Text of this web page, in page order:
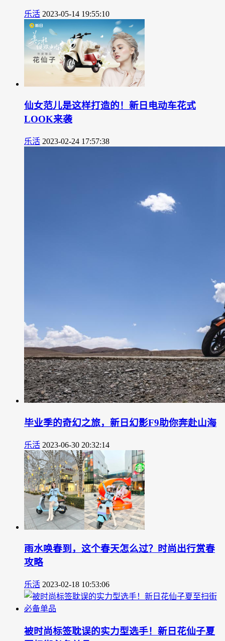
乐活 2023-05-14 19:55:10
仙女范儿是这样打造的！新日电动车花式
LOOK来袭
乐活 2023-02-24 17:57:38
毕业季的奇幻之旅，新日幻影F9助你奔赴山海
乐活 2023-06-30 20:32:14
雨水唤春到，这个春天怎么过？时尚出行赏春
攻略
乐活 2023-02-18 10:53:06
被时尚标签耽误的实力型选手！新日花仙子夏